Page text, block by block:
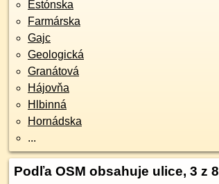
Estónska
Farmárska
Gajc
Geologická
Granátová
Hájovňa
Hlbinná
Hornádska
...
Podľa OSM obsahuje ulice, 3 z 8